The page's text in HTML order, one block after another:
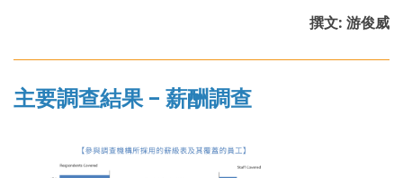
撰文: 游俊威
主要調查結果 – 薪酬調查